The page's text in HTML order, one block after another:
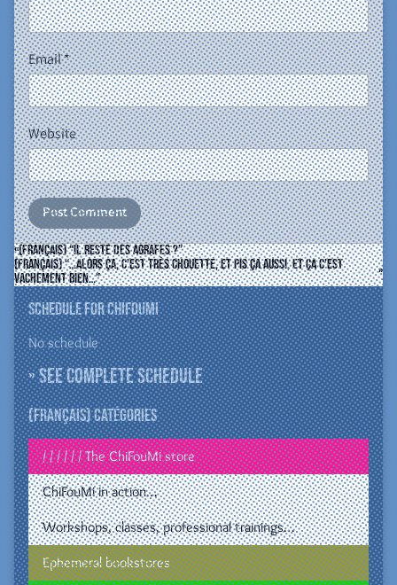
Email*
Website
(Français) “il reste des agrafes ?”
(Français) “…alors ça, c’est très chouette, et pis ça aussi, et ça c’est
vachement bien…”
Schedule for ChiFouMi
No schedule
» See complete schedule
(Français) Catégories
/ / / / / / The ChiFouMi store
ChiFouMi in action…
Workshops, classes, professional trainings…
Ephemeral bookstores